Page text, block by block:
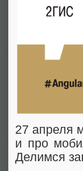
27 апреля
и про
Делимся